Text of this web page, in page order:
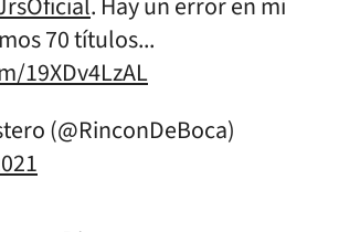
70 títulos...
19XDv4LzAL
(@RinconDeBoca)